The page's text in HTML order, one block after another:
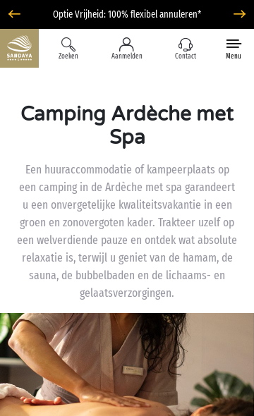
Optie Vrijheid: 100% flexibel annuleren*
Zoeken Aanmelden Contact Menu
Camping Ardèche met
Spa
Een huuraccommodatie of kampeerplaats op
een camping in de Ardèche met spa garandeert
u een onvergetelijke kwaliteitsvakantie in een
groen en zonovergoten kader. Trakteer uzelf op
een welverdiende pauze en ontdek wat absolute
relaxatie is, terwijl u geniet van de hamam, de
sauna, de bubbelbaden en de lichaams- en
gelaatsverzorgingen.